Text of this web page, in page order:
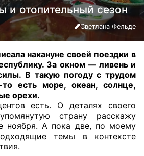
и отопительный сезон
Светлана Фельде
накануне своей поездки в
За окном — ливень и
В такую погоду с трудом
то есть море, океан, солнце,
орехи.
есть. О деталях своего
страну расскажу
ноября. А пока две, по моему
темы в контексте
.